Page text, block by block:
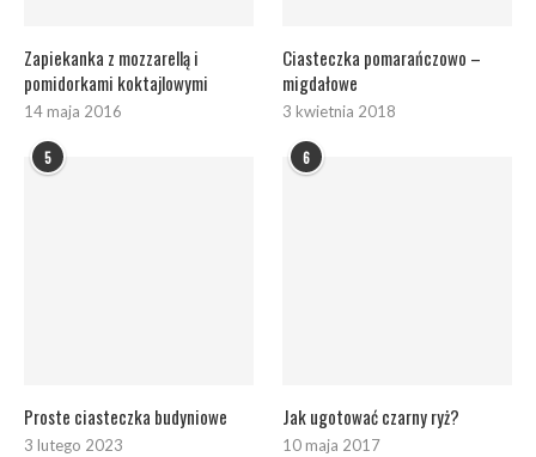
Zapiekanka z mozzarellą i
pomidorkami koktajlowymi
14 maja 2016
Ciasteczka pomarańczowo –
migdałowe
3 kwietnia 2018
5
Proste ciasteczka budyniowe
3 lutego 2023
6
Jak ugotować czarny ryż?
10 maja 2017